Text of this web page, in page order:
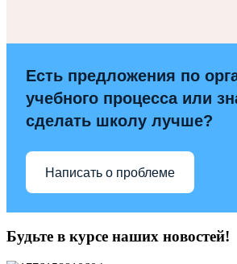
Есть предложения по
учебного процесса или
сделать школу лучше?
Написать о проблеме
Будьте в курсе наших новостей!